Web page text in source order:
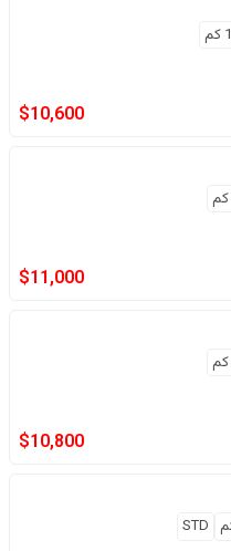
كم
$10,600
كم
$11,000
كم
$10,800
STD